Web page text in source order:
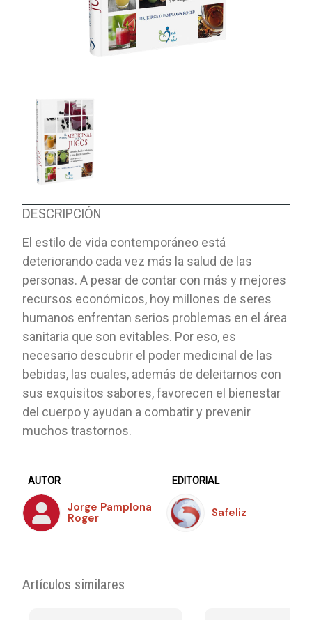
DESCRIPCIÓN
El estilo de vida contemporáneo está
deteriorando cada vez más la salud de las
personas. A pesar de contar con más y mejores
recursos económicos, hoy millones de seres
humanos enfrentan serios problemas en el área
sanitaria que son evitables. Por eso, es
necesario descubrir el poder medicinal de las
bebidas, las cuales, además de deleitarnos con
sus exquisitos sabores, favorecen el bienestar
del cuerpo y ayudan a combatir y prevenir
muchos trastornos.
AUTOR
Jorge Pamplona
Roger
EDITORIAL
Safeliz
Artículos similares